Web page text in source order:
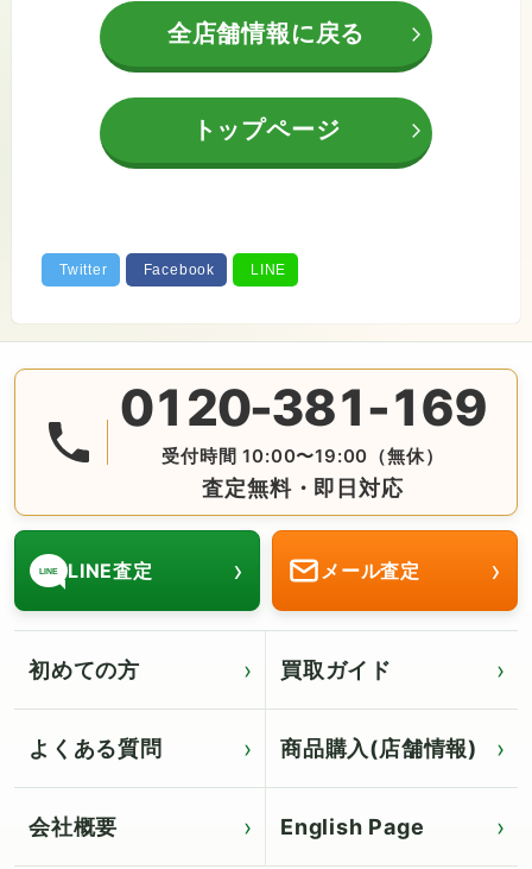
全店舗情報に戻る
トップページ
0120-381-169
受付時間 10:00〜19:00（無休）
査定無料・即日対応
無料の電話査定・見積もり お問合せは番号をタップ♪
LINE LINE査定 › メール査定 ›
初めての方 買取ガイド
よくある質問 商品購入(店舗情報)
会社概要 English Page
Click for English page